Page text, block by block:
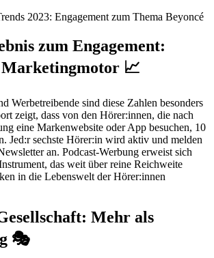
zum Engagement:
Marketingmotor 📈
Werbetreibende sind diese Zahlen besonders
zeigt, dass von den Hörer:innen, die nach
eine Markenwebsite oder App besuchen, 10
Jed:r sechste Hörer:in wird aktiv und melden
an. Podcast-Werbung erweist sich
das weit über reine Reichweite
in die Lebenswelt der Hörer:innen
Mehr als
🎭